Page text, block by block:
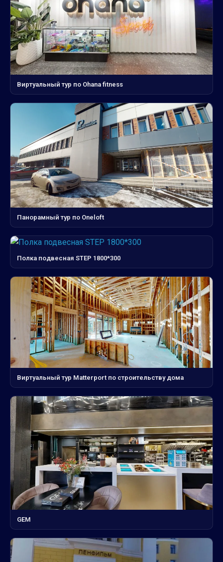
Виртуальный тур по Ohana fitness
Панорамный тур по Oneloft
Полка подвесная STEP 1800*300
Виртуальный тур Matterport по строительству дома
GEM